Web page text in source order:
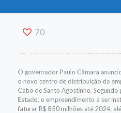
70
O governador Paulo Câmara
o novo centro de distribuição da
Cabo de Santo Agostinho.
Estado, o empreendimento a ser
faturar R$ 850 milhões até 2024,